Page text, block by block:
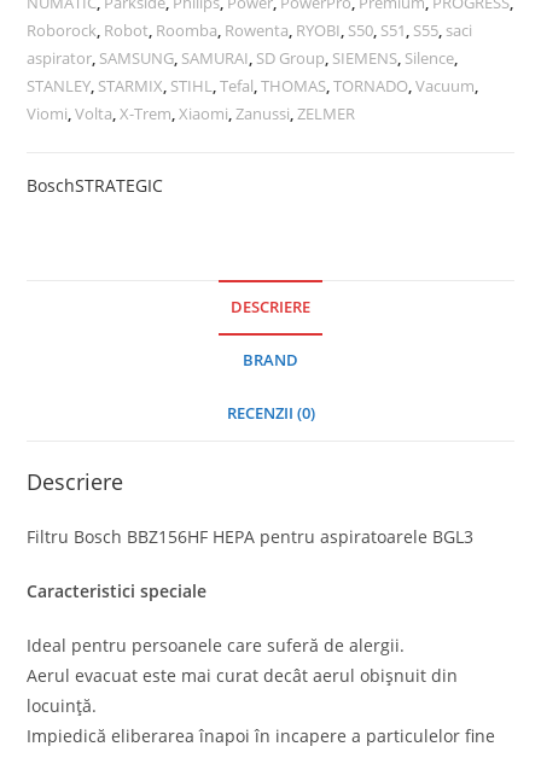
Roborock, Robot, Roomba, Rowenta, RYOBI, S50, S51, S55, saci
aspirator, SAMSUNG, SAMURAI, SD Group, SIEMENS, Silence,
STANLEY, STARMIX, STIHL,Tefal,THOMAS,TORNADO,Vacuum,
Viomi,Volta,X-Trem,Xiaomi,Zanussi,ZELMER
BoschSTRATEGIC
DESCRIERE
BRAND
RECENZII (0)
Descriere
Filtru Bosch BBZ156HF HEPA pentru aspiratoarele BGL3
Caracteristici speciale
Ideal pentru persoanele care suferă de alergii.
Aerul evacuat este mai curat decât aerul obișnuit din
locuință.
Impiedică eliberarea înapoi în incapere a particulelor fine